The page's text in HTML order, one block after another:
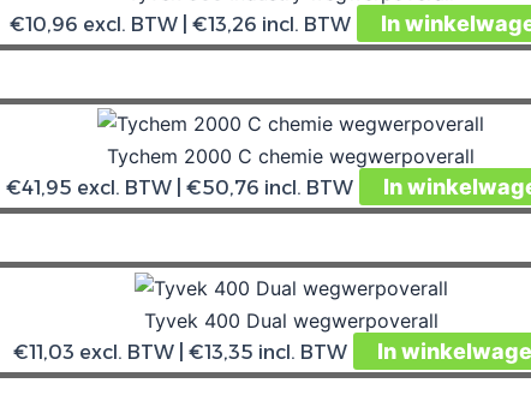
€10,96 excl. BTW | €13,26 incl. BTW In
Tychem 2000 C chemie wegwerpoverall
€41,95 excl. BTW | €50,76 incl. BTW In
Tyvek 400 Dual wegwerpoverall
€11,03 excl. BTW | €13,35 incl. BTW In